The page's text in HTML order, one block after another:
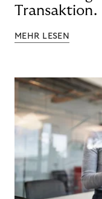
Transaktion.
MEHR LESEN